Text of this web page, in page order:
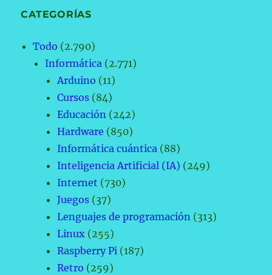
CATEGORÍAS
Todo (2.790)
Informática (2.771)
Arduino (11)
Cursos (84)
Educación (242)
Hardware (850)
Informática cuántica (88)
Inteligencia Artificial (IA) (249)
Internet (730)
Juegos (37)
Lenguajes de programación (313)
Linux (255)
Raspberry Pi (187)
Retro (259)